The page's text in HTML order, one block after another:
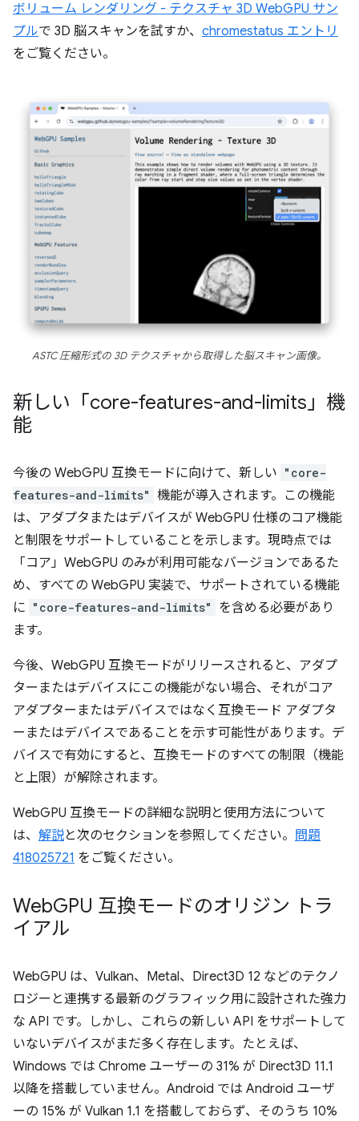
ボリューム レンダリング - テクスチャ 3D WebGPU サン
プルで 3D 脳スキャンを試すか、 chromestatus エントリ
をご覧ください。
ASTC 圧縮形式の 3D テクスチャから取得した脳スキャン画像。
新しい「core-features-and-limits」機
能
今後の WebGPU 互換モードに向けて、新しい "core-
features-and-limits" 機能が導入されます。この機能
は、アダプタまたはデバイスが WebGPU 仕様のコア機能
と制限をサポートしていることを示します。現時点では
「コア」WebGPU のみが利用可能なバージョンであるた
め、すべての WebGPU 実装で、サポートされている機能
に "core-features-and-limits"
を含める必要があり
ます。
今後、WebGPU 互換モードがリリースされると、アダプ
ターまたはデバイスにこの機能がない場合、それがコア
アダプターまたはデバイスではなく互換モード アダプタ
ーまたはデバイスであることを示す可能性があります。デ
バイスで有効にすると、互換モードのすべての制限（機能
と上限）が解除されます。
WebGPU 互換モードの詳細な説明と使用方法について
は、 解説と次のセクションを参照してください。 問題
418025721 をご覧ください。
WebGPU 互換モードのオリジン トラ
イアル
WebGPU は、Vulkan、Metal、Direct3D 12 などのテクノ
ロジーと連携する最新のグラフィック用に設計された強力
な API です。しかし、これらの新しい API をサポートして
いないデバイスがまだ多く存在します。たとえば、
Windows では Chrome ユーザーの 31% が Direct3D 11.1
以降を搭載していません。Android では Android ユーザ
ーの 15% が Vulkan 1.1 を搭載しておらず、そのうち 10%